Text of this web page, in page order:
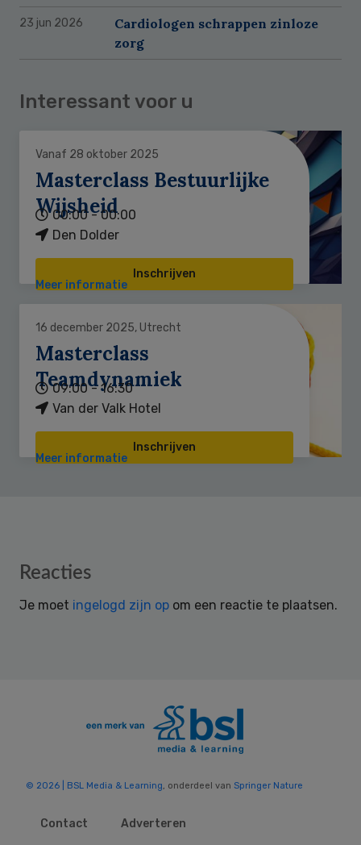
23 jun 2026
Cardiologen schrappen zinloze
zorg
Interessant voor u
Vanaf 28 oktober 2025
Masterclass Bestuurlijke
Wijsheid
00:00 - 00:00
Den Dolder
Inschrijven
Meer informatie
16 december 2025, Utrecht
Masterclass
Teamdynamiek
09:00 - 16:30
Van der Valk Hotel
Inschrijven
Meer informatie
Reader
Reacties
Je moet ingelogd zijn op om een reactie te plaatsen.
© 2026 | BSL Media & Learning , onderdeel van Springer Nature
Contact
Adverteren